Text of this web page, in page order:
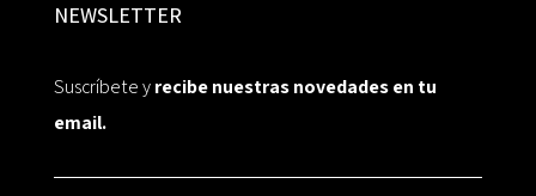
NEWSLETTER
Suscríbete yrecibe nuestras novedades en tu
email.